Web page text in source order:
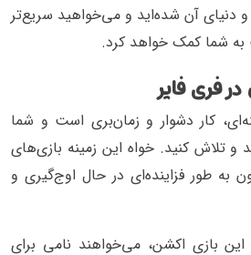
و دنیای آن شده‌اید و می‌خواهید سریع‌تر
شما کمک خواهد کرد.
فری فایر
کار دشوار و زمان‌بری است و شما
و تلاش کنید. خواه این زمینه بازی‌های
به طور فزاینده‌ای در حال اوج‌گیری و
این بازی اکشن، می‌خواهند نامی برای